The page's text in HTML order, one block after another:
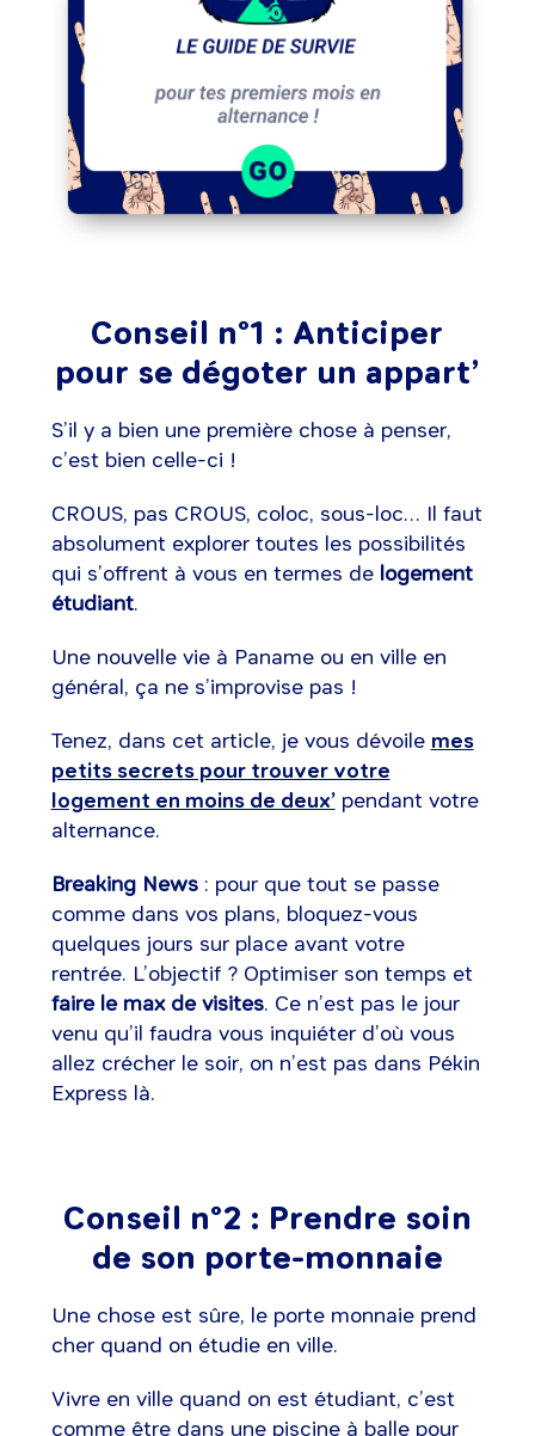
Conseil n°1 : Anticiper
pour se dégoter un appart’
S’il y a bien une première chose à penser,
c’est bien celle-ci !
CROUS, pas CROUS, coloc, sous-loc… Il faut
absolument explorer toutes les possibilités
qui s’offrent à vous en termes de logement
étudiant.
Une nouvelle vie à Paname ou en ville en
général, ça ne s’improvise pas !
Tenez, dans cet article, je vous dévoile mes
petits secrets pour trouver votre
logement en moins de deux’pendant votre
alternance.
Breaking News: pour que tout se passe
comme dans vos plans, bloquez-vous
quelques jours sur place avant votre
rentrée. L’objectif ? Optimiser son temps et
faire le max de visites. Ce n’est pas le jour
venu qu’il faudra vous inquiéter d’où vous
allez crécher le soir, on n’est pas dans Pékin
Express là.
Conseil n°2 : Prendre soin
de son porte-monnaie
Une chose est sûre, le porte monnaie prend
cher quand on étudie en ville.
Vivre en ville quand on est étudiant, c’est
comme être dans une piscine à balle pour